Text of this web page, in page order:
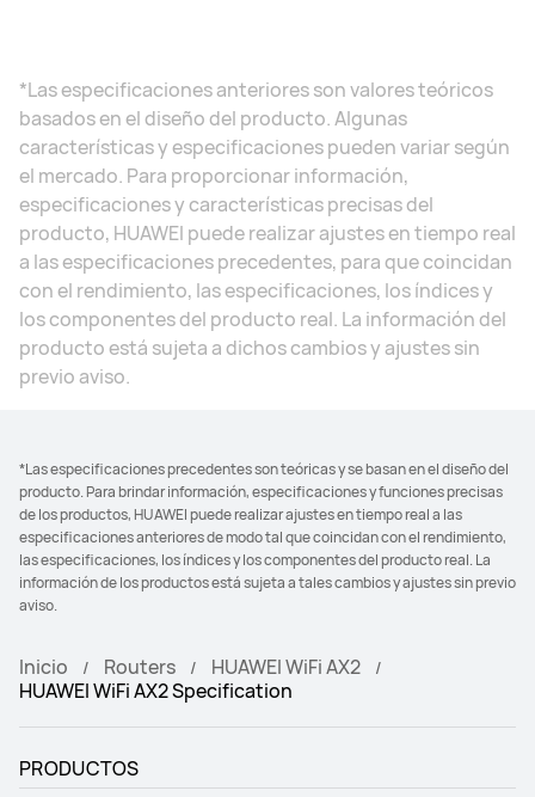
*Las especificaciones anteriores son valores teóricos
basados en el diseño del producto. Algunas
características y especificaciones pueden variar según
el mercado. Para proporcionar información,
especificaciones y características precisas del
producto, HUAWEI puede realizar ajustes en tiempo real
a las especificaciones precedentes, para que coincidan
con el rendimiento, las especificaciones, los índices y
los componentes del producto real. La información del
producto está sujeta a dichos cambios y ajustes sin
previo aviso.
*Las especificaciones precedentes son teóricas y se basan en el diseño del
producto. Para brindar información, especificaciones y funciones precisas
de los productos, HUAWEI puede realizar ajustes en tiempo real a las
especificaciones anteriores de modo tal que coincidan con el rendimiento,
las especificaciones, los índices y los componentes del producto real. La
información de los productos está sujeta a tales cambios y ajustes sin previo
aviso.
Inicio Routers
HUAWEI WiFi AX2
HUAWEI WiFi AX2 Specification
PRODUCTOS